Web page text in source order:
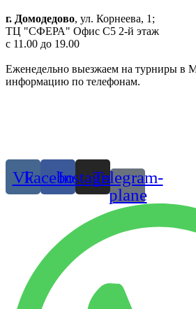
г. Домодедово, ул. Корнеева, 1;
ТЦ "СФЕРА" Офис C5 2-й этаж
c 11.00 до 19.00
Еженедельно выезжаем на турниры в
информацию по телефонам.
VkFacebookInstagramTelegram-
plane